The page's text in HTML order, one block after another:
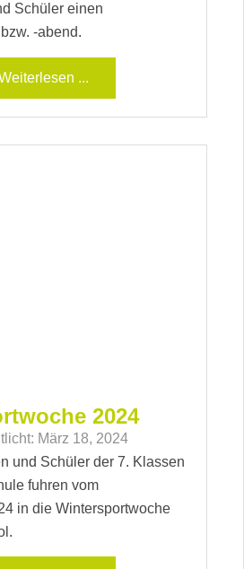
Schüler einen
-abend.
...
2024
März 18, 2024
und Schüler der 7. Klassen
fuhren vom
in die Wintersportwoche